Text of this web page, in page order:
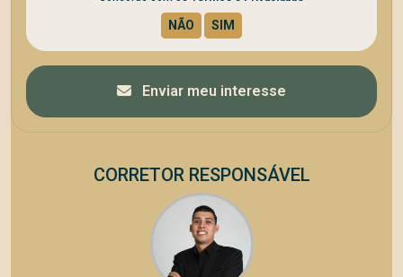
Enviar meu interesse
CORRETOR RESPONSÁVEL